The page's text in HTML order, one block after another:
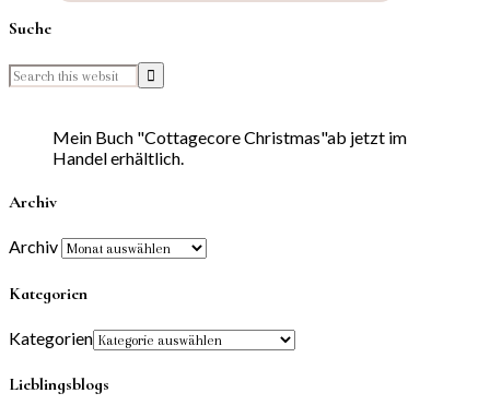
Suche
Mein Buch "Cottagecore Christmas"ab jetzt im
Handel erhältlich.
Archiv
Archiv
Kategorien
Kategorien
Lieblingsblogs